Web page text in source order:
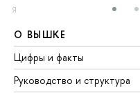
Я
О ВЫШКЕ
Цифры и факты
Руководство и структура